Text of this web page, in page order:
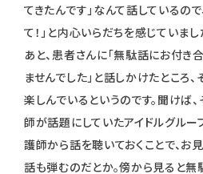
てきたんです」なんて話しているの
て！」と内心いらだちを感じていま
あと、患者さんに「無駄話にお付き
ませんでした」と話しかけたところ
楽しんでいるというのです。聞けば
師が話題にしていたアイドルグルー
護師から話を聴いておくことで、お
話も弾むのだとか。傍から見ると無